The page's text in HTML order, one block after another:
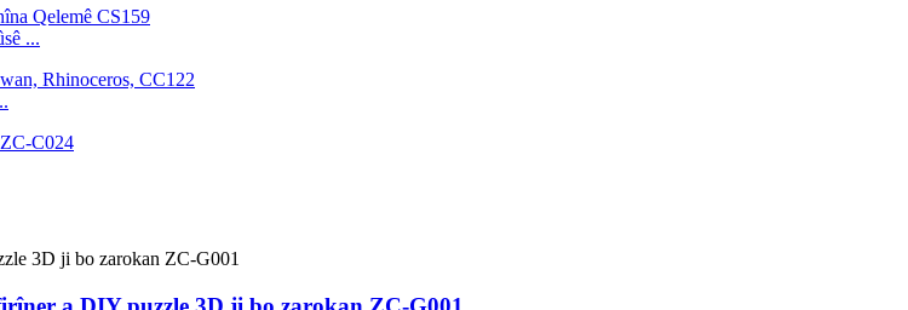
...